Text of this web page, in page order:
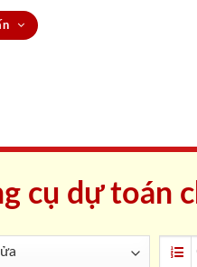
cụ dự toán